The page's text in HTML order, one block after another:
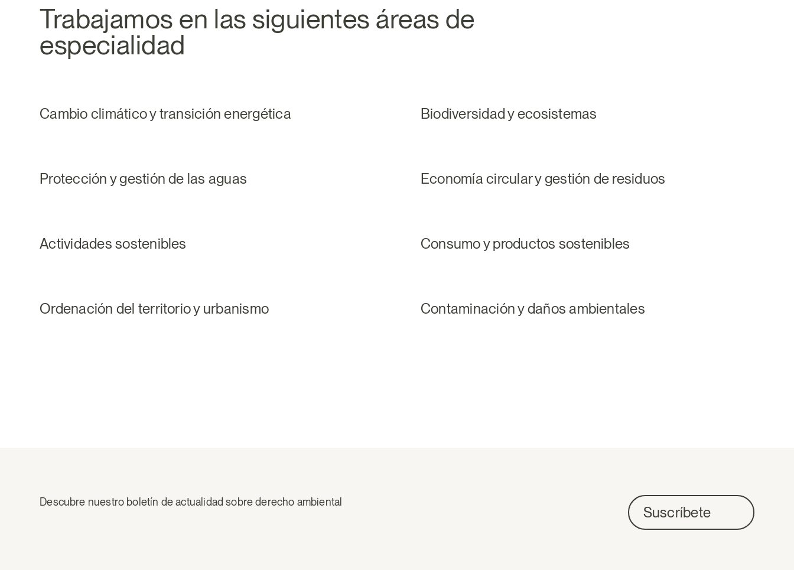
Trabajamos en las siguientes áreas de
especialidad
Cambio climático y transición energética Biodiversidad y ecosistemas
Protección y gestión de las aguas Economía circular y gestión de residuos
Actividades sostenibles Consumo y productos sostenibles
Ordenación del territorio y urbanismo Contaminación y daños ambientales
Descubre nuestro boletín de actualidad sobre derecho ambiental
Suscríbete